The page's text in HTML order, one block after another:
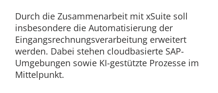
Durch die Zusammenarbeit mit xSuite soll
insbesondere die Automatisierung der
Eingangsrechnungsverarbeitung erweitert
werden. Dabei stehen cloudbasierte SAP-
Umgebungen sowie KI-gestützte Prozesse im
Mittelpunkt.